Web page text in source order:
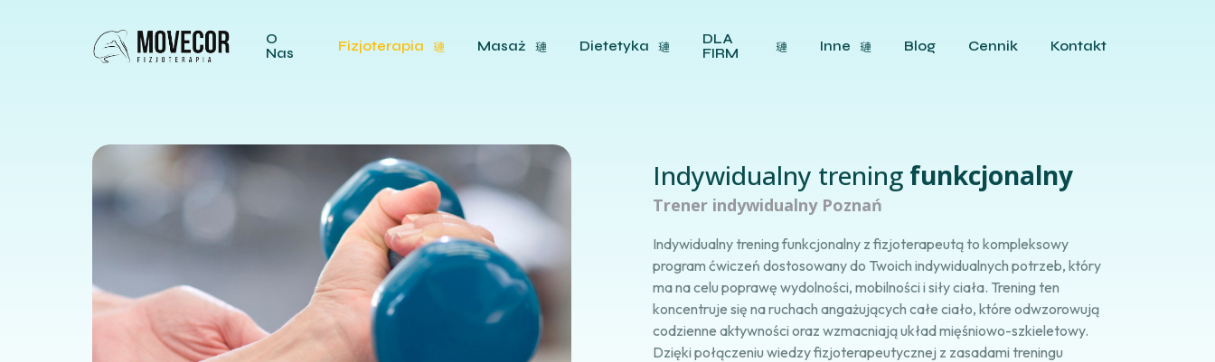
O
Nas
Fizjoterapia Masaż Dietetyka
DLA
FIRM
Inne Blog Cennik Kontakt
Indywidualny trening funkcjonalny
Trener indywidualny Poznań
Indywidualny trening funkcjonalny z fizjoterapeutą to kompleksowy
program ćwiczeń dostosowany do Twoich indywidualnych potrzeb, który
ma na celu poprawę wydolności, mobilności i siły ciała. Trening ten
koncentruje się na ruchach angażujących całe ciało, które odwzorowują
codzienne aktywności oraz wzmacniają układ mięśniowo-szkieletowy.
Dzięki połączeniu wiedzy fizjoterapeutycznej z zasadami treningu